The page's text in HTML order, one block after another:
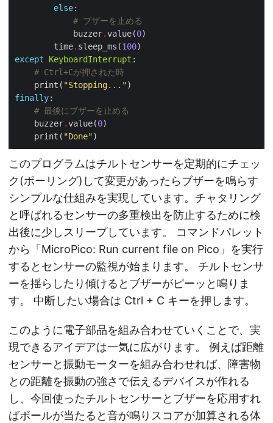
else
# ブザーを止める
            buzzer
.value(0
        time
. sleep_ms(100
except
KeyboardInterrupt
# Ctrl+Cが押された時
    print(
"Stopping..."
finally
# 最後にブザーを止める
    buzzer
.value(0
    print(
"Done"
このプログラムはチルトセンサーを定期的にチェッ
ク(ポーリング)して変更があったらブザーを鳴らす
シンプルな仕組みを実現しています。チャタリング
と呼ばれるセンサーの多重検出を防止するために検
出後に少しスリープしています。 コマンドパレット
から「MicroPico: Run current file on Pico」を実行
するとセンサーの監視が始まります。 チルトセンサ
ーを揺らしたり傾けるとブザーがピーッと鳴りま
す。 中断したい場合は Ctrl + C キーを押します。
このように電子部品を組み合わせていくことで、実
現できるアイデアは一気に広がります。 例えば距離
センサーと振動モーターを組み合わせれば、障害物
との距離を振動の強さで伝えるデバイスが作れる
し、今回使ったチルトセンサーとブザーを応用すれ
ばボールが当たると音が鳴りスコアが加算される体